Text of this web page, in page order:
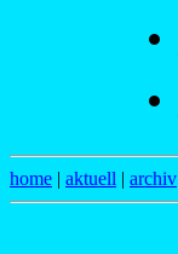
home | aktuell | archiv